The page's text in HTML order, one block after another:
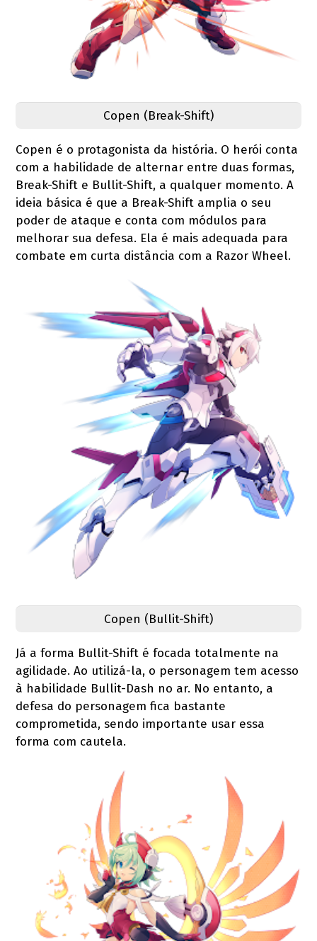
Copen (Break-Shift)
Copen é o protagonista da história. O herói conta
com a habilidade de alternar entre duas formas,
Break-Shift e Bullit-Shift, a qualquer momento. A
ideia básica é que a Break-Shift amplia o seu
poder de ataque e conta com módulos para
melhorar sua defesa. Ela é mais adequada para
combate em curta distância com a Razor Wheel.
Copen (Bullit-Shift)
Já a forma Bullit-Shift é focada totalmente na
agilidade. Ao utilizá-la, o personagem tem acesso
à habilidade Bullit-Dash no ar. No entanto, a
defesa do personagem fica bastante
comprometida, sendo importante usar essa
forma com cautela.